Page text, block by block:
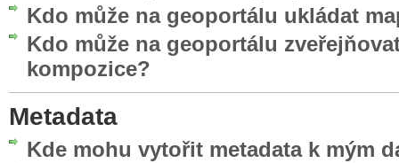
Kdo může na geoportálu ukládat
Kdo může na geoportálu
kompozice?
Metadata
Kde mohu vytořit metadata k mým